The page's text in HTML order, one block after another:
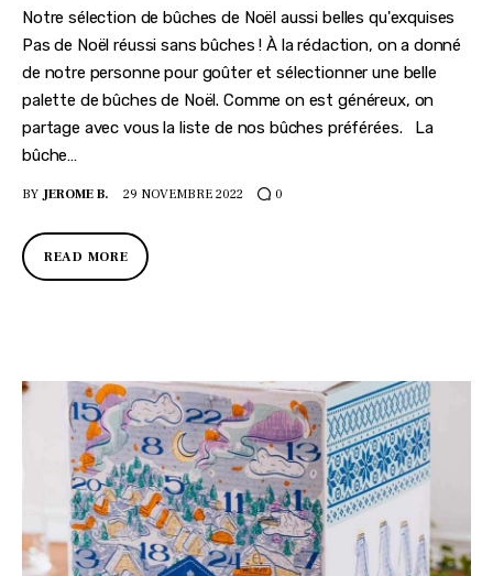
Notre sélection de bûches de Noël aussi belles qu'exquises
Pas de Noël réussi sans bûches ! À la rédaction, on a donné
de notre personne pour goûter et sélectionner une belle
palette de bûches de Noël. Comme on est généreux, on
partage avec vous la liste de nos bûches préférées. La
bûche…
BY JEROME B. 29 NOVEMBRE 2022 0
READ MORE